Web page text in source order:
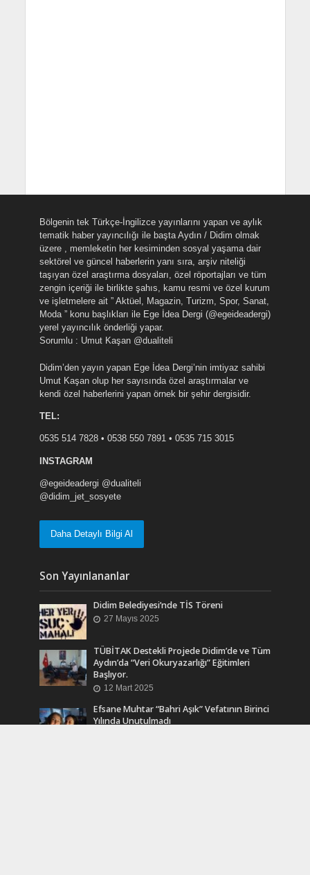
Bölgenin tek Türkçe-İngilizce yayınlarını yapan ve aylık
tematik haber yayıncılığı ile başta Aydın / Didim olmak
üzere , memleketin her kesiminden sosyal yaşama dair
sektörel ve güncel haberlerin yanı sıra, arşiv niteliği
taşıyan özel araştırma dosyaları, özel röportajları ve tüm
zengin içeriği ile birlikte şahıs, kamu resmi ve özel kurum
ve işletmelere ait ” Aktüel, Magazin, Turizm, Spor, Sanat,
Moda ” konu başlıkları ile Ege İdea Dergi (@egeideadergi)
yerel yayıncılık önderliği yapar.
Sorumlu : Umut Kaşan @dualiteli
Didim’den yayın yapan Ege İdea Dergi’nin imtiyaz sahibi
Umut Kaşan olup her sayısında özel araştırmalar ve
kendi özel haberlerini yapan örnek bir şehir dergisidir.
TEL:
0535 514 7828 • 0538 550 7891 • 0535 715 3015
INSTAGRAM
@egeideadergi @dualiteli
@didim_jet_sosyete
Daha Detaylı Bilgi Al
Son Yayınlananlar
Didim Belediyesi’nde TİS Töreni
27 Mayıs 2025
TÜBİTAK Destekli Projede Didim’de ve Tüm
Aydın’da “Veri Okuryazarlığı” Eğitimleri
Başlıyor.
12 Mart 2025
Efsane Muhtar “Bahri Aşık” Vefatının Birinci
Yılında Unutulmadı